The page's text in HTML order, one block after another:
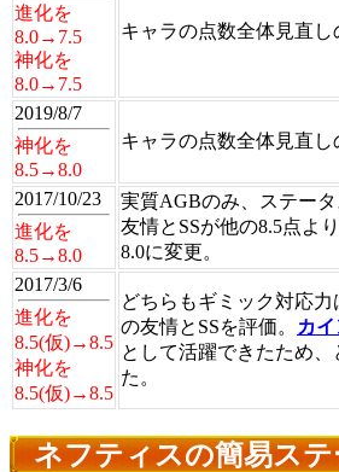
進化を
8.0→7.5
神化を
8.0→7.5
キャラの点数全体見直し
2019/8/7
神化を
8.5→8.0
キャラの点数全体見直し
2017/10/23
進化を
8.5→8.0
実質AGBのみ、ステー
友情とSSが他の8.5点よ
8.0に変更。
2017/3/6
進化を
8.5(仮)→8.5
神化を
8.5(仮)→8.5
どちらもギミック対応
の友情とSSを評価。
カイ
として活躍できたため、
た。
ネフティスの簡易ス